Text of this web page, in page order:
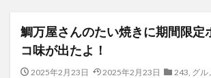
鯛万屋さんのたい焼きに期間限定
コ味が出たよ！
2025年2月23日 2025年2月23日 243, グル
検索